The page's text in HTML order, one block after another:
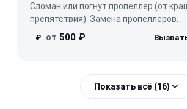
Сломан или погнут пропеллер (от
препятствия). Замена пропеллеров.
₽ от 500 ₽
Показать всё (16)